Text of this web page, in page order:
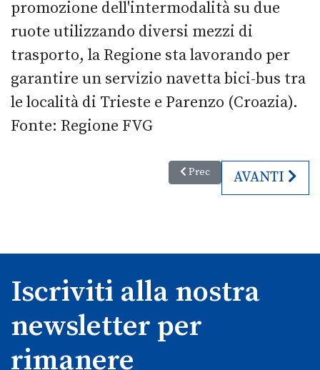
promozione dell'intermodalità su due
ruote utilizzando diversi mezzi di
trasporto, la Regione sta lavorando per
garantire un servizio navetta bici-bus tra
le località di Trieste e Parenzo (Croazia).
Fonte: Regione FVG
Articolo precedente: Giro
Prec ARTICOLO
AVANTI
Iscriviti alla nostra
newsletter per
rimanere